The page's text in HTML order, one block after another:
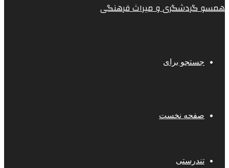
همسو گردشگری و میراث فرهنگی
جستجو برای
صفحه نخست
تندرستی